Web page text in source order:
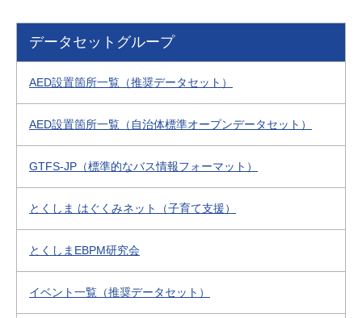
データセットグループ
AED設置箇所一覧（推奨データセット）
AED設置箇所一覧（自治体標準オープンデータセット）
GTFS-JP（標準的なバス情報フォーマット）
とくしま はぐくみネット（子育て支援）
とくしまEBPM研究会
イベント一覧（推奨データセット）